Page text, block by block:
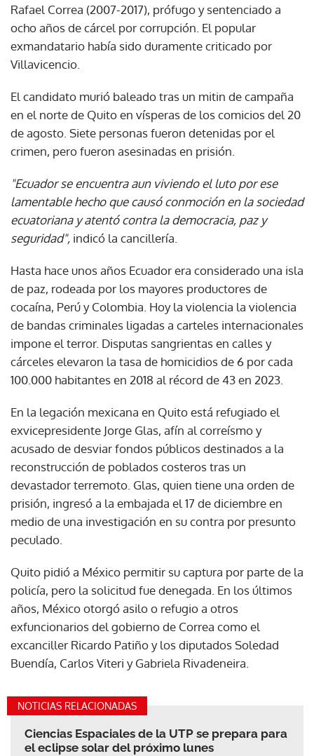
Rafael Correa (2007-2017), prófugo y sentenciado a
ocho años de cárcel por corrupción. El popular
exmandatario había sido duramente criticado por
Villavicencio.
El candidato murió baleado tras un mitin de campaña
en el norte de Quito en vísperas de los comicios del 20
de agosto. Siete personas fueron detenidas por el
crimen, pero fueron asesinadas en prisión.
"Ecuador se encuentra aun viviendo el luto por ese
lamentable hecho que causó conmoción en la sociedad
ecuatoriana y atentó contra la democracia, paz y
seguridad", indicó la cancillería.
Hasta hace unos años Ecuador era considerado una isla
de paz, rodeada por los mayores productores de
cocaína, Perú y Colombia. Hoy la violencia la violencia
de bandas criminales ligadas a carteles internacionales
impone el terror. Disputas sangrientas en calles y
cárceles elevaron la tasa de homicidios de 6 por cada
100.000 habitantes en 2018 al récord de 43 en 2023.
En la legación mexicana en Quito está refugiado el
exvicepresidente Jorge Glas, afín al correísmo y
acusado de desviar fondos públicos destinados a la
reconstrucción de poblados costeros tras un
devastador terremoto. Glas, quien tiene una orden de
prisión, ingresó a la embajada el 17 de diciembre en
medio de una investigación en su contra por presunto
peculado.
Quito pidió a México permitir su captura por parte de la
policía, pero la solicitud fue denegada. En los últimos
años, México otorgó asilo o refugio a otros
exfuncionarios del gobierno de Correa como el
excanciller Ricardo Patiño y los diputados Soledad
Buendía, Carlos Viteri y Gabriela Rivadeneira.
NOTICIAS RELACIONADAS
Ciencias Espaciales de la UTP se prepara para
el eclipse solar del próximo lunes